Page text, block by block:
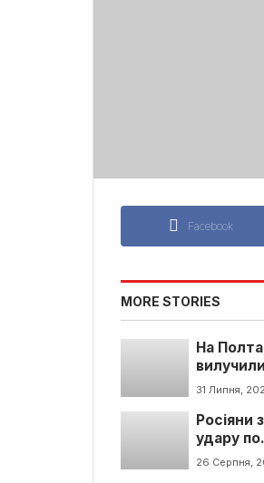
Facebook
MORE STORIES
На
вилучили
мільйони
31 Липня,
Росіяни
удару по
26 Серпня,